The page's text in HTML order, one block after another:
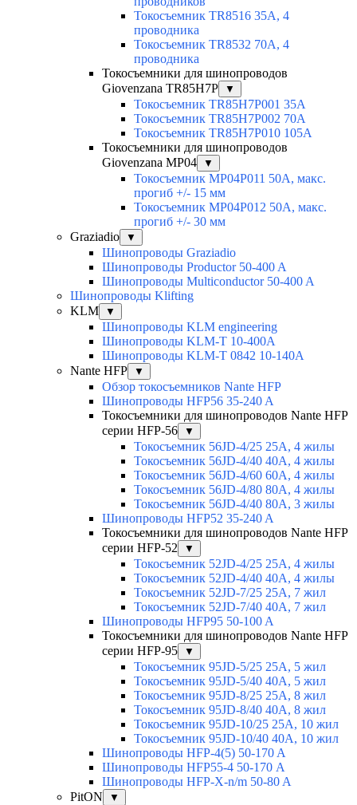
Токосъемник TR8516 35A, 4
проводника
Токосъемник TR8532 70A, 4
проводника
Токосъемники для шинопроводов
Giovenzana TR85H7P
▼
Токосъемник TR85H7P001 35A
Токосъемник TR85H7P002 70A
Токосъемник TR85H7P010 105A
Токосъемники для шинопроводов
Giovenzana MP04
▼
Токосъемник MP04P011 50A, макс.
прогиб +/- 15 мм
Токосъемник MP04P012 50A, макс.
прогиб +/- 30 мм
Graziadio
▼
Шинопроводы Graziadio
Шинопроводы Productor 50-400 A
Шинопроводы Multiconductor 50-400 A
Шинопроводы Klifting
KLM
▼
Шинопроводы KLM engineering
Шинопроводы KLM-T 10-400A
Шинопроводы KLM-T 0842 10-140A
Nante HFP
▼
Обзор токосъемников Nante HFP
Шинопроводы HFP56 35-240 A
Токосъемники для шинопроводов Nante HFP
серии HFP-56
▼
Токосъемник 56JD-4/25 25А, 4 жилы
Токосъемник 56JD-4/40 40А, 4 жилы
Токосъемник 56JD-4/60 60А, 4 жилы
Токосъемник 56JD-4/80 80А, 4 жилы
Токосъемник 56JD-4/40 80А, 3 жилы
Шинопроводы HFP52 35-240 A
Токосъемники для шинопроводов Nante HFP
серии HFP-52
▼
Токосъемник 52JD-4/25 25А, 4 жилы
Токосъемник 52JD-4/40 40А, 4 жилы
Токосъемник 52JD-7/25 25А, 7 жил
Токосъемник 52JD-7/40 40А, 7 жил
Шинопроводы HFP95 50-100 A
Токосъемники для шинопроводов Nante HFP
серии HFP-95
▼
Токосъемник 95JD-5/25 25А, 5 жил
Токосъемник 95JD-5/40 40А, 5 жил
Токосъемник 95JD-8/25 25А, 8 жил
Токосъемник 95JD-8/40 40А, 8 жил
Токосъемник 95JD-10/25 25А, 10 жил
Токосъемник 95JD-10/40 40А, 10 жил
Шинопроводы HFP-4(5) 50-170 A
Шинопроводы HFP55-4 50-170 А
Шинопроводы HFP-X-n/m 50-80 A
PitON
▼